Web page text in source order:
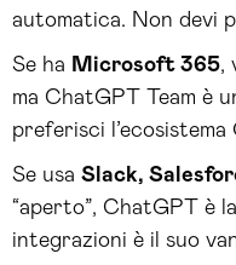
automatica. Non devi
Se ha Microsoft 365,
ma ChatGPT Team è
preferisci l’ecosistema
Se usa Slack,
“aperto”, ChatGPT è
integrazioni è il suo